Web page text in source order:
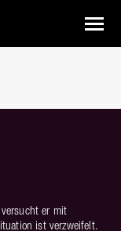
sich hier:
er mit
ist verzweifelt.